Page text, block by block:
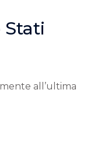
all’ultima